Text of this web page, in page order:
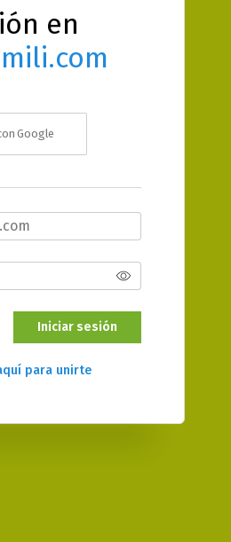
en
Google
Iniciar sesión
para unirte